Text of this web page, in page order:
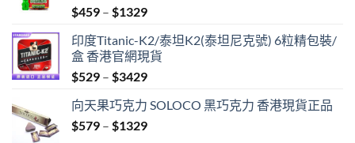
$459 – $1329Price
$459
through
$1329
印度Titanic-K2/泰坦K2(泰坦尼克號) 6粒精包裝/
盒 香港官網現貨
$529 – $3429Price
$529
through
向天果巧克力 SOLOCO 黑巧克力 香港現貨正品
$579 – $1329Price